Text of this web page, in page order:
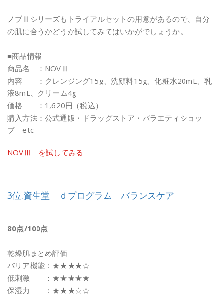
ノブⅢシリーズもトライアルセットの用意があるので、自分
の肌に合うかどうか試してみてはいかがでしょうか。
■商品情報
商品名 ：NOVⅢ
内容 ：クレンジング15g、洗顔料15g、化粧水20mL、乳
液8mL、クリーム4g
価格 ：1,620円（税込）
購入方法：公式通販・ドラッグストア・バラエティショッ
プ etc
NOVⅢ を試してみる
3位.資生堂 ｄプログラム バランスケア
80点/100点
乾燥肌まとめ評価
バリア機能：★★★★☆
低刺激 ：★★★★★
保湿力 ：★★★☆☆